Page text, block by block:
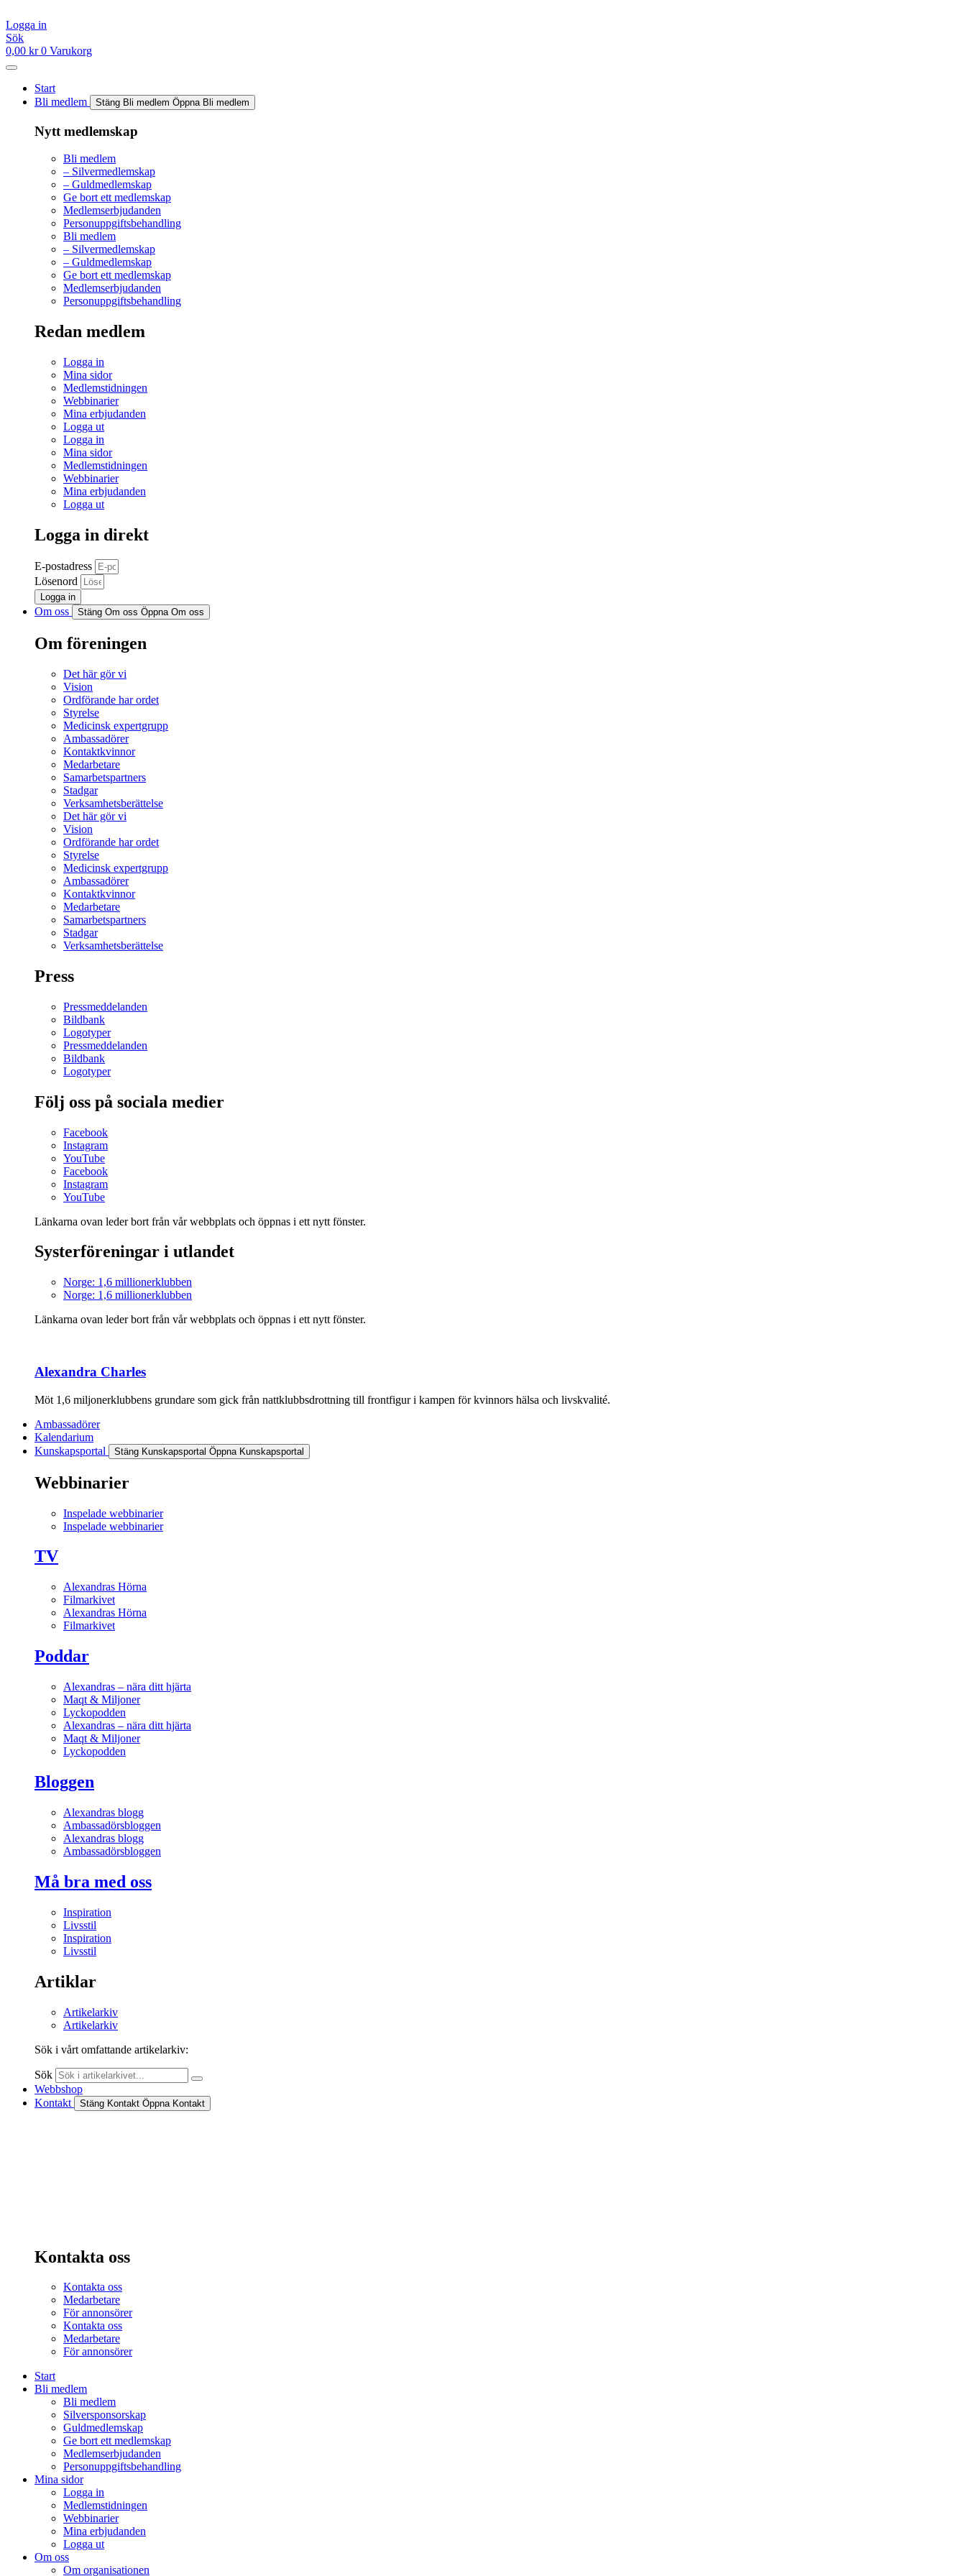
till
innehåll
Logga in
Sök
0,00 kr 0 Varukorg
Start
Bli medlem
Stäng Bli medlem Öppna Bli medlem
Nytt medlemskap
Bli medlem
– Silvermedlemskap
– Guldmedlemskap
Ge bort ett medlemskap
Medlemserbjudanden
Personuppgiftsbehandling
Bli medlem
– Silvermedlemskap
– Guldmedlemskap
Ge bort ett medlemskap
Medlemserbjudanden
Personuppgiftsbehandling
Redan medlem
Logga in
Mina sidor
Medlemstidningen
Webbinarier
Mina erbjudanden
Logga ut
Logga in
Mina sidor
Medlemstidningen
Webbinarier
Mina erbjudanden
Logga ut
Logga in direkt
E-postadress
Lösenord
Logga in
Om oss Stäng Om oss Öppna Om oss
Om föreningen
Det här gör vi
Vision
Ordförande har ordet
Styrelse
Medicinsk expertgrupp
Ambassadörer
Kontaktkvinnor
Medarbetare
Samarbetspartners
Stadgar
Verksamhetsberättelse
Det här gör vi
Vision
Ordförande har ordet
Styrelse
Medicinsk expertgrupp
Ambassadörer
Kontaktkvinnor
Medarbetare
Samarbetspartners
Stadgar
Verksamhetsberättelse
Press
Pressmeddelanden
Bildbank
Logotyper
Pressmeddelanden
Bildbank
Logotyper
Följ oss på sociala medier
Facebook
Instagram
YouTube
Facebook
Instagram
YouTube
Länkarna ovan leder bort från vår webbplats och öppnas i ett nytt fönster.
Systerföreningar i utlandet
Norge: 1,6 millionerklubben
Norge: 1,6 millionerklubben
Länkarna ovan leder bort från vår webbplats och öppnas i ett nytt fönster.
Alexandra Charles
Möt 1,6 miljonerklubbens grundare som gick från nattklubbsdrottning till frontfigur i kampen för kvinnors hälsa och livskvalité.
Ambassadörer
Kalendarium
Kunskapsportal
Stäng Kunskapsportal Öppna Kunskapsportal
Webbinarier
Inspelade webbinarier
Inspelade webbinarier
TV
Alexandras Hörna
Filmarkivet
Alexandras Hörna
Filmarkivet
Poddar
Alexandras – nära ditt hjärta
Maqt & Miljoner
Lyckopodden
Alexandras – nära ditt hjärta
Maqt & Miljoner
Lyckopodden
Bloggen
Alexandras blogg
Ambassadörsbloggen
Alexandras blogg
Ambassadörsbloggen
Må bra med oss
Inspiration
Livsstil
Inspiration
Livsstil
Artiklar
Artikelarkiv
Artikelarkiv
Sök i vårt omfattande artikelarkiv:
Sök
Webbshop
Kontakt
Stäng Kontakt Öppna Kontakt
Kontakta oss
Kontakta oss
Medarbetare
För annonsörer
Kontakta oss
Medarbetare
För annonsörer
Start
Bli medlem
Bli medlem
Silversponsorskap
Guldmedlemskap
Ge bort ett medlemskap
Medlemserbjudanden
Personuppgiftsbehandling
Mina sidor
Logga in
Medlemstidningen
Webbinarier
Mina erbjudanden
Logga ut
Om oss
Om organisationen